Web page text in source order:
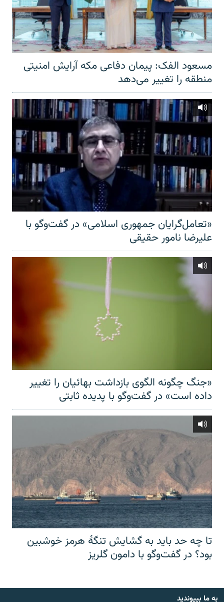
مسعود الفک: پیمان دفاعی مکه آرایش امنیتی
منطقه را تغییر می‌دهد
«تعامل‌گرایان جمهوری اسلامی» در گفت‌وگو با
علیرضا نامور حقیقی
«جنگ چگونه الگوی بازداشت بهائیان را تغییر
داده است» در گفت‌وگو با پدیده ثابتی
تا چه حد باید به گشایش تنگهٔ هرمز خوشبین
بود؟ در گفت‌وگو با دامون گلریز
به ما بپیوندید